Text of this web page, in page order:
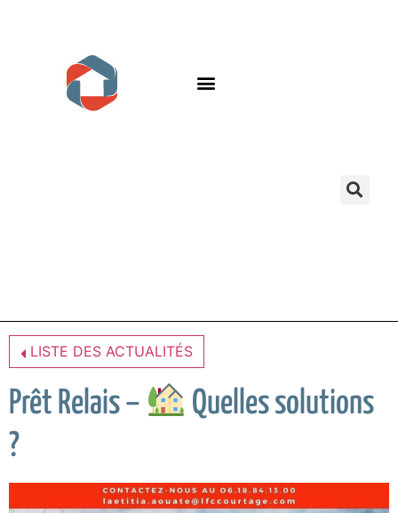
LISTE DES ACTUALITÉS
Prêt Relais –
Quelles solutions
?